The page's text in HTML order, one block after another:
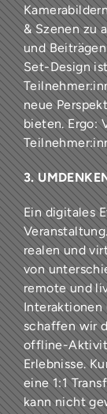
& Szenen zu
und
Set-Design
neue
bieten. Ergo:
3.
Ein digitales
realen und
von
remote und
Interaktionen
schaffen wir
offline-
Erlebnisse.
eine 1:1
kann nicht